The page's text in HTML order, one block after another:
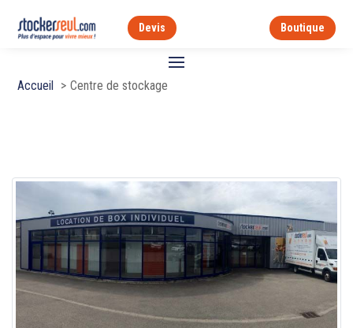
Devis Boutique
Accueil Centre de stockage